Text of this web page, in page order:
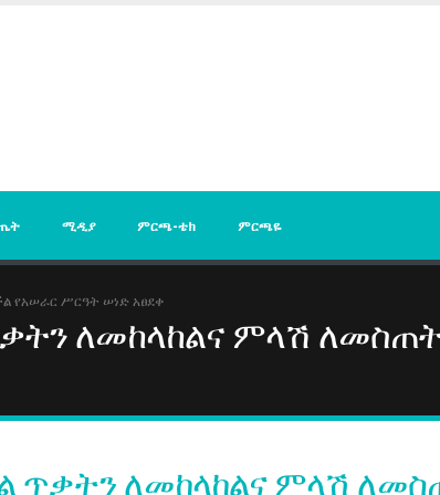
ሚዲያ ምርጫ-ቴክ ምርጫዬ
የአሠራር ሥርዓት ሠነድ አፀደቀ
ለመከላከልና ምላሽ
ለመከላከልና ምላሽ